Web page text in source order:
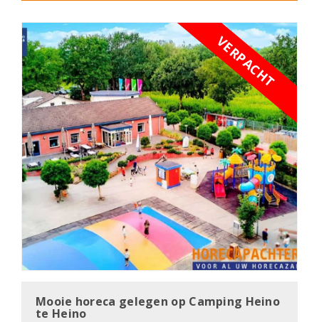
VERPACHT
Mooie horeca gelegen op Camping Heino
te Heino